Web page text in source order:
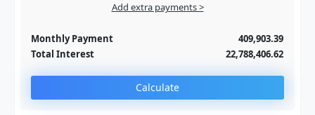
Add extra payments >
Monthly Payment
409,903.39
Total Interest
22,788,406.62
Calculate